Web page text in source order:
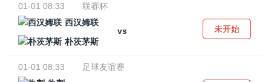
01-01 08:33
联赛杯
西汉姆联
vs
朴茨茅斯
未开始
01-01 08:33
足球友谊赛